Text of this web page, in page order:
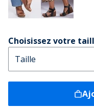
Choisissez votre